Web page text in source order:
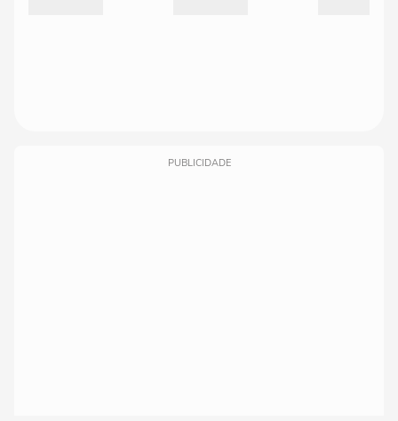
PUBLICIDADE